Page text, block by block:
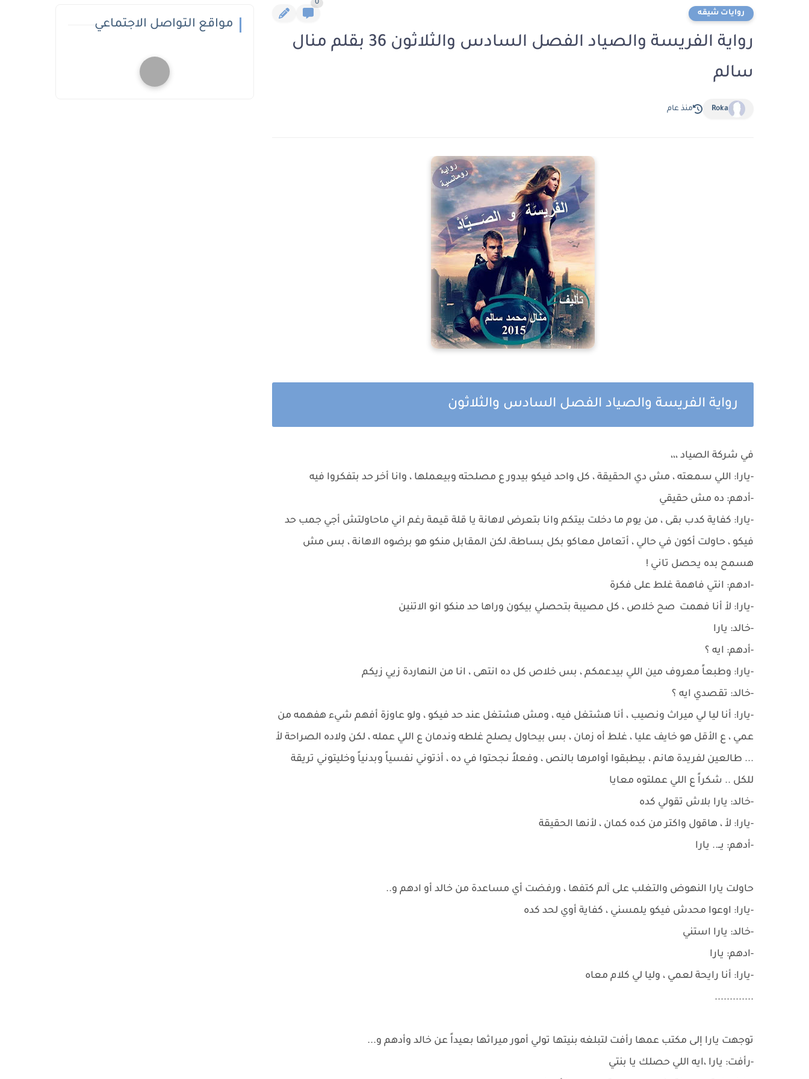
روايات شيقه
0
رواية الفريسة والصياد الفصل السادس والثلاثون 36 بقلم منال
سالم
Roka منذ عام
رواية الفريسة والصياد الفصل السادس والثلاثون
في شركة الصياد ،،،
-يارا: اللي سمعته ، مش دي الحقيقة ، كل واحد فيكو بيدور ع مصلحته وبيعملها ، وانا أخر حد بتفكروا فيه
-أدهم: ده مش حقيقي
-يارا: كفاية كدب بقى ، من يوم ما دخلت بيتكم وانا بتعرض لاهانة يا قلة قيمة رغم اني ماحاولتش أجي جمب حد
فيكو ، حاولت أكون في حالي ، أتعامل معاكو بكل بساطة، لكن المقابل منكو هو برضوه الاهانة ، بس مش
هسمح بده يحصل تاني !
-ادهم: انتي فاهمة غلط على فكرة
-يارا: لأ أنا فهمت صح خلاص ، كل مصيبة بتحصلي بيكون وراها حد منكو انو الاتنين
-خالد: يارا
-أدهم: ايه ؟
-يارا: وطبعاً معروف مين اللي بيدعمكم ، بس خلاص كل ده انتهى ، انا من النهاردة زيي زيكم
-خالد: تقصدي ايه ؟
-يارا: أنا ليا لي ميراث ونصيب ، أنا هشتغل فيه ، ومش هشتغل عند حد فيكو ، ولو عاوزة أفهم شيء هفهمه من
عمي ، ع الأقل هو خايف عليا ، غلط أه زمان ، بس بيحاول يصلح غلطه وندمان ع اللي عمله ، لكن ولاده الصراحة لأ
... طالعين لفريدة هانم ، بيطبقوا أوامرها بالنص ، وفعلاً نجحتوا في ده ، أذتوني نفسياً وبدنياً وخليتوني تريقة
للكل .. شكراً ع اللي عملتوه معايا
-خالد: يارا بلاش تقولي كده
-يارا: لأ ، هاقول واكتر من كده كمان ، لأنها الحقيقة
-أدهم: يــ.. يارا
حاولت يارا النهوض والتغلب على آلم كتفها ، ورفضت أي مساعدة من خالد أو ادهم و..
-يارا: اوعوا محدش فيكو يلمسني ، كفاية أوي لحد كده
-خالد: يارا استني
-ادهم: يارا
-يارا: أنا رايحة لعمي ، وليا لي كلام معاه
.............
توجهت يارا إلى مكتب عمها رأفت لتبلغه بنيتها تولي أمور ميراثها بعيداً عن خالد وأدهم و...
-رأفت: يارا ،ايه اللي حصلك يا بنتي
مواقع التواصل الاجتماعي